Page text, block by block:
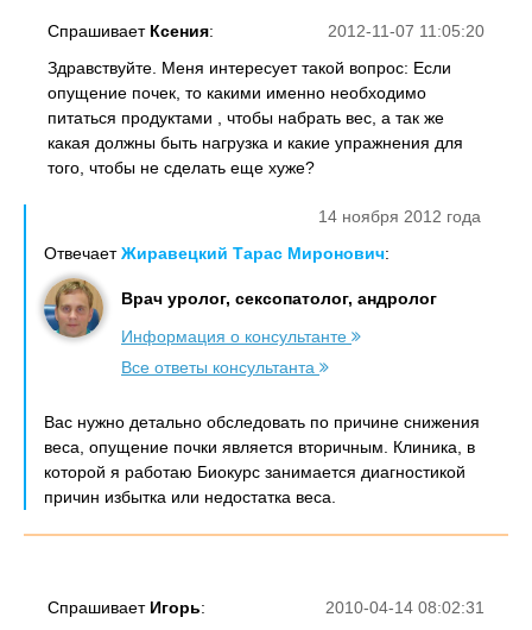
2012-11-07 11:05:20
Спрашивает Ксения:
Здравствуйте. Меня интересует такой вопрос: Если
опущение почек, то какими именно необходимо
питаться продуктами , чтобы набрать вес, а так же
какая должны быть нагрузка и какие упражнения для
того, чтобы не сделать еще хуже?
14 ноября 2012 года
ОтвечаетЖиравецкий Тарас Миронович:
Врач уролог, сексопатолог, андролог
Информация о консультанте
Все ответы консультанта
Вас нужно детально обследовать по причине снижения
веса, опущение почки является вторичным. Клиника, в
которой я работаю Биокурс занимается диагностикой
причин избытка или недостатка веса.
2010-04-14 08:02:31
Спрашивает Игорь: